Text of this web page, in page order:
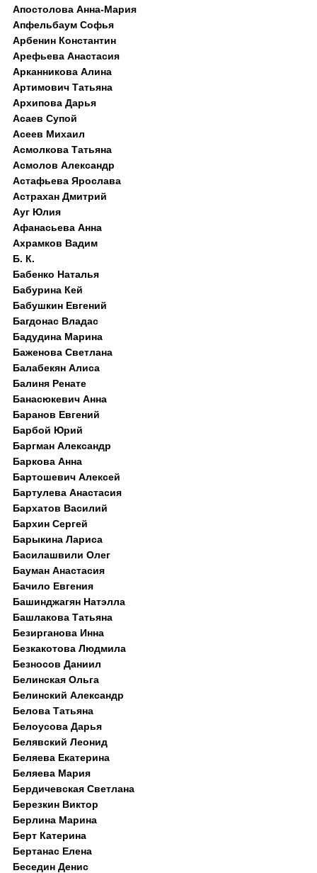
Апостолова Анна-Мария
Апфельбаум Софья
Арбенин Константин
Арефьева Анастасия
Арканникова Алина
Артимович Татьяна
Архипова Дарья
Асаев Супой
Асеев Михаил
Асмолкова Татьяна
Асмолов Александр
Астафьева Ярослава
Астрахан Дмитрий
Ауг Юлия
Афанасьева Анна
Ахрамков Вадим
Б. К.
Бабенко Наталья
Бабурина Кей
Бабушкин Евгений
Багдонас Владас
Бадудина Марина
Баженова Светлана
Балабекян Алиса
Балиня Ренате
Банасюкевич Анна
Баранов Евгений
Барбой Юрий
Баргман Александр
Баркова Анна
Бартошевич Алексей
Бартулева Анастасия
Бархатов Василий
Бархин Сергей
Барыкина Лариса
Басилашвили Олег
Бауман Анастасия
Бачило Евгения
Башинджагян Натэлла
Башлакова Татьяна
Безирганова Инна
Безкакотова Людмила
Безносов Даниил
Белинская Ольга
Белинский Александр
Белова Татьяна
Белоусова Дарья
Белявский Леонид
Беляева Екатерина
Беляева Мария
Бердичевская Светлана
Березкин Виктор
Берлина Марина
Берт Катерина
Бертанас Елена
Беседин Денис